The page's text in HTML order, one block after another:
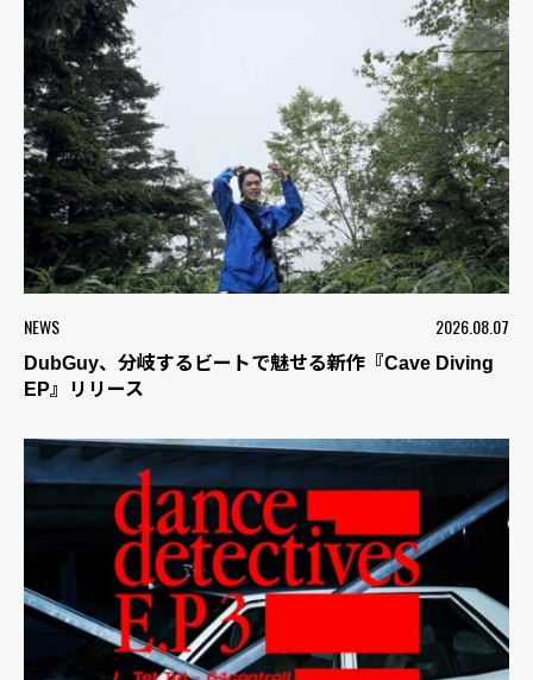
NEWS 2026.08.07
DubGuy、分岐するビートで魅せる新作『Cave Diving
EP』リリース